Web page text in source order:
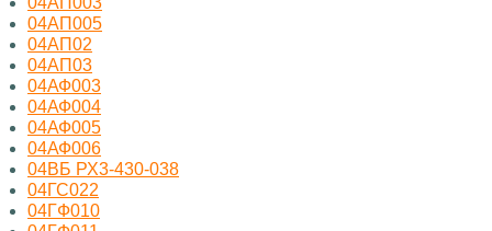
04АП005
04АП02
04АП03
04АФ003
04АФ004
04АФ005
04АФ006
04ВБ РХ3-430-038
04ГС022
04ГФ010